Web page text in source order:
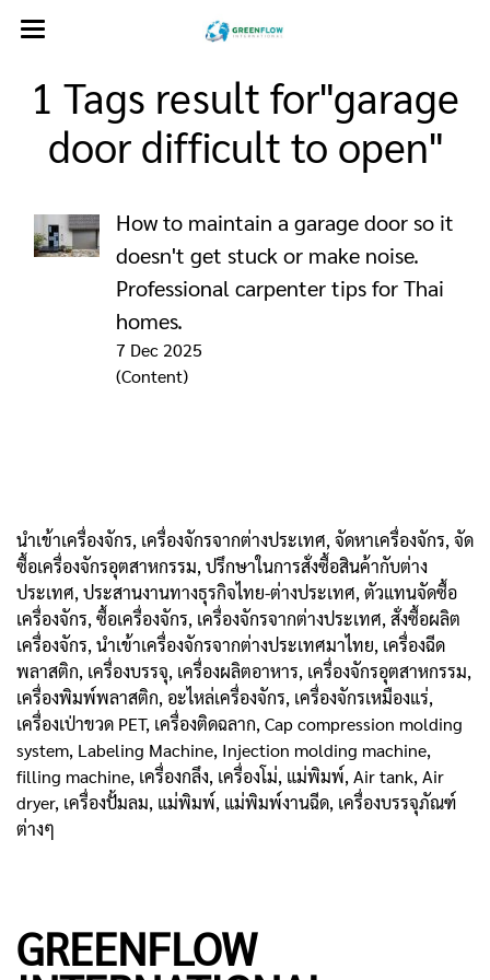
1 Tags result for"garage
door difficult to open"
How to maintain a garage door so it
doesn't get stuck or make noise.
Professional carpenter tips for Thai
homes.
7 Dec 2025
(Content)
นำเข้าเครื่องจักร, เครื่องจักรจากต่างประเทศ, จัดหาเครื่องจักร, จัด
ซื้อเครื่องจักรอุตสาหกรรม, ปรึกษาในการสั่งซื้อสินค้ากับต่าง
ประเทศ, ประสานงานทางธุรกิจไทย-ต่างประเทศ, ตัวแทนจัดซื้อ
เครื่องจักร, ซื้อเครื่องจักร, เครื่องจักรจากต่างประเทศ, สั่งซื้อผลิต
เครื่องจักร, นำเข้าเครื่องจักรจากต่างประเทศมาไทย, เครื่องฉีด
พลาสติก, เครื่องบรรจุ, เครื่องผลิตอาหาร, เครื่องจักรอุตสาหกรรม,
เครื่องพิมพ์พลาสติก, อะไหล่เครื่องจักร, เครื่องจักรเหมืองแร่,
เครื่องเป่าขวด PET, เครื่องติดฉลาก, Cap compression molding
system, Labeling Machine, Injection molding machine,
filling machine, เครื่องกลึง, เครื่องโม่, แม่พิมพ์, Air tank, Air
dryer, เครื่องปั้มลม, แม่พิมพ์, แม่พิมพ์งานฉีด, เครื่องบรรจุภัณฑ์
ต่างๆ
GREENFLOW